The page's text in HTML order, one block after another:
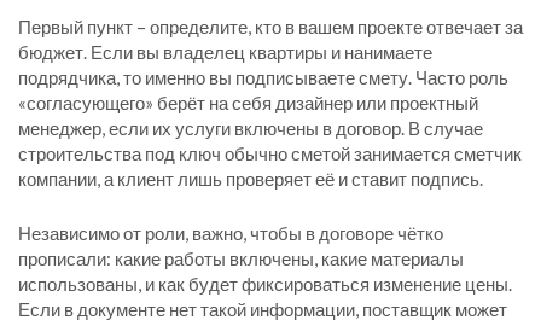
Первый пункт – определите, кто в вашем проекте отвечает за
бюджет. Если вы владелец квартиры и нанимаете
подрядчика, то именно вы подписываете смету. Часто роль
«согласующего» берёт на себя дизайнер или проектный
менеджер, если их услуги включены в договор. В случае
строительства под ключ обычно сметой занимается сметчик
компании, а клиент лишь проверяет её и ставит подпись.
Независимо от роли, важно, чтобы в договоре чётко
прописали: какие работы включены, какие материалы
использованы, и как будет фиксироваться изменение цены.
Если в документе нет такой информации, поставщик может